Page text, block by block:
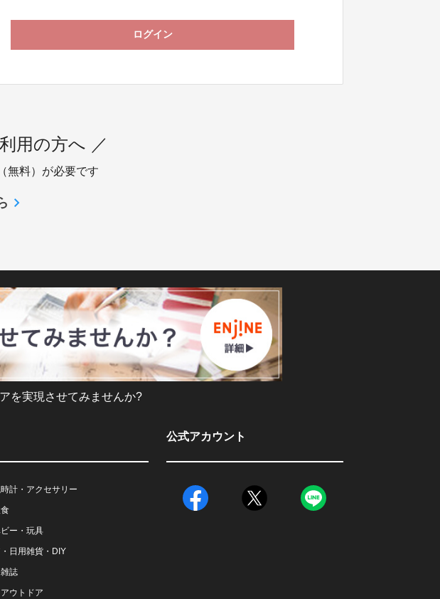
ログイン
用の方へ ／
無料）が必要です
を実現させてみませんか?
計・アクセサリー
ー・玩具
日用雑貨・DIY
誌
ウトドア
公式アカウント